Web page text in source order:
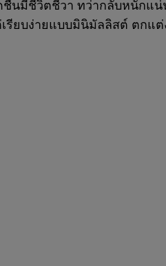
ดชื่นมีชีวิตชีวา ทว่ากลับหนักแ
เรียบง่ายแบบมินิมัลลิสต์ ตกแ